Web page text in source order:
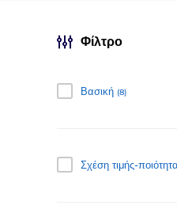
Φίλτρο
Βασική (8)
Σχέση τιμής-